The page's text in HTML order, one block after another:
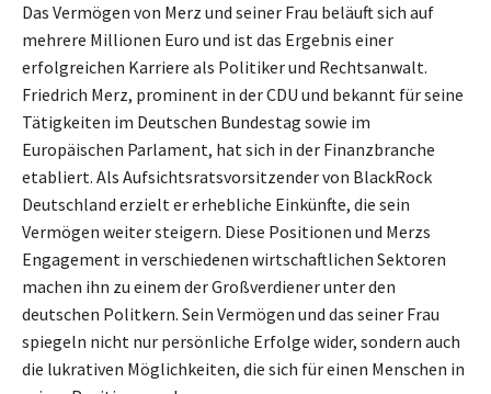
Das Vermögen von Merz und seiner Frau beläuft sich auf
mehrere Millionen Euro und ist das Ergebnis einer
erfolgreichen Karriere als Politiker und Rechtsanwalt.
Friedrich Merz, prominent in der CDU und bekannt für seine
Tätigkeiten im Deutschen Bundestag sowie im
Europäischen Parlament, hat sich in der Finanzbranche
etabliert. Als Aufsichtsratsvorsitzender von BlackRock
Deutschland erzielt er erhebliche Einkünfte, die sein
Vermögen weiter steigern. Diese Positionen und Merzs
Engagement in verschiedenen wirtschaftlichen Sektoren
machen ihn zu einem der Großverdiener unter den
deutschen Politkern. Sein Vermögen und das seiner Frau
spiegeln nicht nur persönliche Erfolge wider, sondern auch
die lukrativen Möglichkeiten, die sich für einen Menschen in